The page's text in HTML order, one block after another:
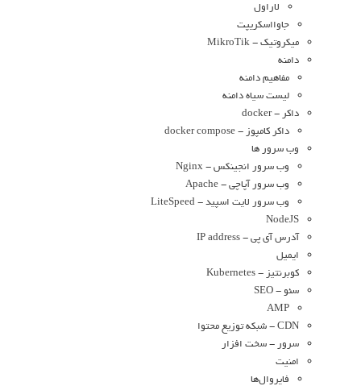
لاراول
جاوااسکریپت
میکروتیک - MikroTik
دامنه
مفاهیم دامنه
لیست سیاه دامنه
داکر - docker
داکر کامپوز - docker compose
وب سرور ها
وب سرور انجینکس - Nginx
وب سرور آپاچی - Apache
وب سرور لایت اسپید - LiteSpeed
NodeJS
آدرس آی پی - IP address
ایمیل
کوبرنتیز - Kubernetes
سئو - SEO
AMP
CDN - شبکه توزیع محتوا
سرور - سخت افزار
امنیت
فایروال‌ها